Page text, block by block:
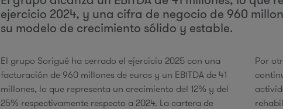
ejercicio 2024, y una cifra de negocio de 960
su modelo de crecimiento sólido y estable.
El grupo Sorigué ha cerrado el ejercicio 2025 con una
facturación de 960 millones de euros y un EBITDA de 41
millones, lo que representa un crecimiento del 12% y del
25% respectivamente respecto a 2024. La cartera de
Por